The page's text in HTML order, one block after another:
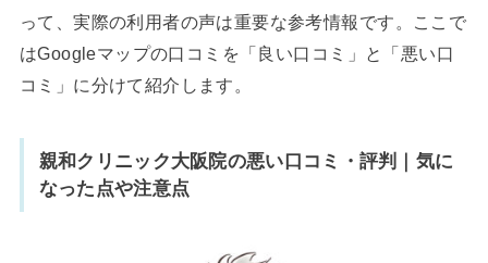
って、実際の利用者の声は重要な参考情報です。ここで
はGoogleマップの口コミを「良い口コミ」と「悪い口
コミ」に分けて紹介します。
親和クリニック大阪院の悪い口コミ・評判｜気に
なった点や注意点